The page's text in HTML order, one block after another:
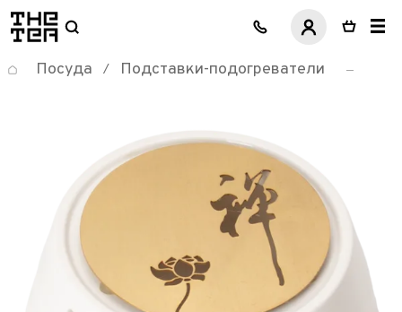
логотип
Посуда / Подставки-подогреватели